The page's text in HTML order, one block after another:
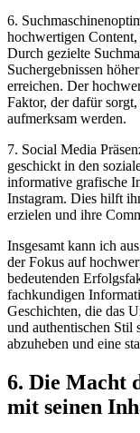
6.
hochwertigen
Durch gezielte
Suchergebnissen
erreichen. Der
Faktor, der dafür
aufmerksam werden.
7. Social Media
geschickt in den
informative grafische
Instagram. Dies hilft
erzielen und ihre
Insgesamt kann ich
der Fokus auf
bedeutenden
fachkundigen
Geschichten, die das
und authentischen
abzuheben und eine
6. Die Macht
mit seinen